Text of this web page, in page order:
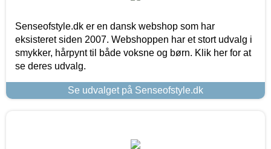
Senseofstyle.dk er en dansk webshop som har
eksisteret siden 2007. Webshoppen har et stort udvalg i
smykker, hårpynt til både voksne og børn. Klik her for at
se deres udvalg.
Se udvalget på Senseofstyle.dk